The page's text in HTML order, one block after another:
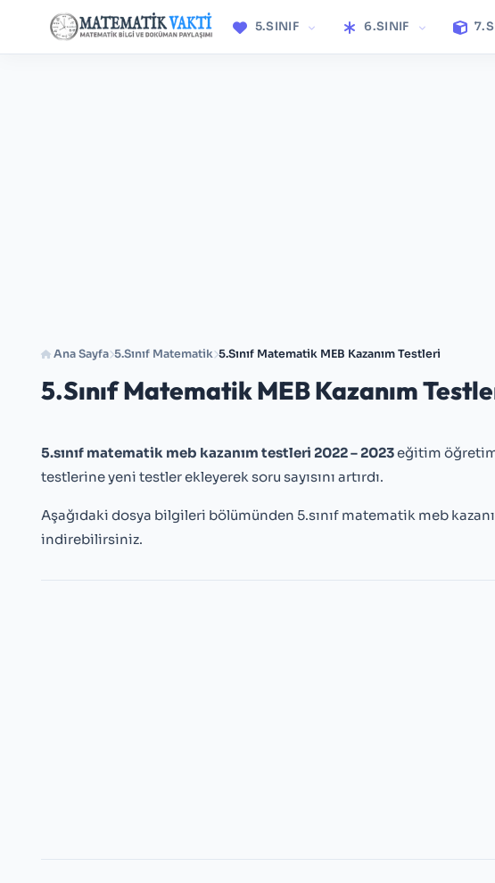
5.SINIF 6.SINIF
Ana Sayfa 5.Sınıf Matematik 5.Sınıf Matematik MEB Kazanım Testleri
5.Sınıf Matematik MEB Kazanım
5.sınıf matematik meb kazanım testleri 2022 – 2023eğitim öğretim
testlerine yeni testler ekleyerek soru sayısını artırdı.
Aşağıdaki dosya bilgileri bölümünden 5.sınıf matematik meb
indirebilirsiniz.